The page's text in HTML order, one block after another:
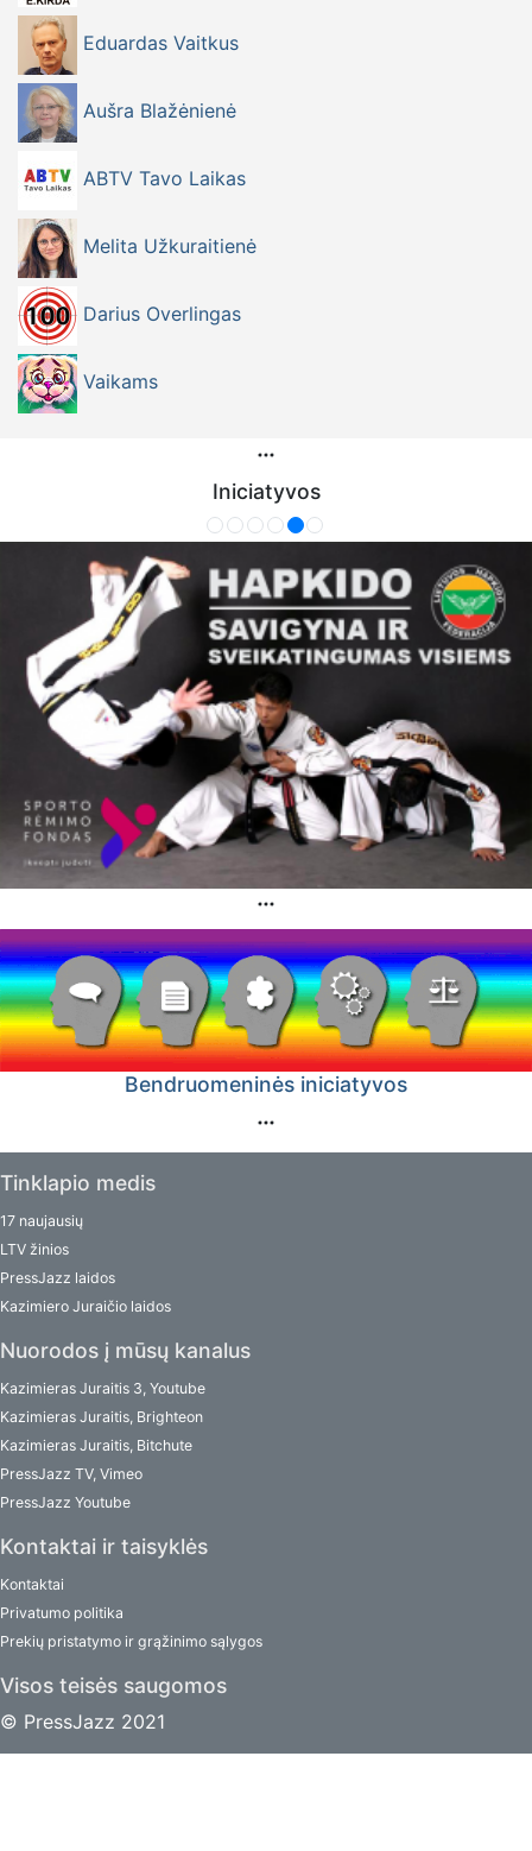
Eduardas Vaitkus
Aušra Blažėnienė
ABTV Tavo Laikas
Melita Užkuraitienė
Darius Overlingas
Vaikams
Iniciatyvos
Bendruomeninės iniciatyvos
Tinklapio medis
17 naujausių
LTV žinios
PressJazz laidos
Kazimiero Juraičio laidos
Nuorodos į mūsų kanalus
Kazimieras Juraitis 3, Youtube
Kazimieras Juraitis, Brighteon
Kazimieras Juraitis, Bitchute
PressJazz TV, Vimeo
PressJazz Youtube
Kontaktai ir taisyklės
Kontaktai
Privatumo politika
Prekių pristatymo ir grąžinimo sąlygos
Visos teisės saugomos
© PressJazz 2021